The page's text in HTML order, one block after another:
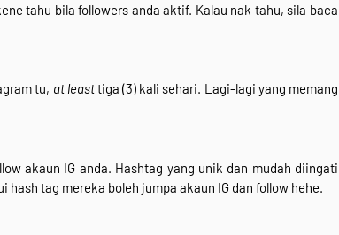
tahu bila followers anda aktif. Kalau nak tahu, sila baca
tu, at leasttiga (3) kali sehari. Lagi-lagi yang memang
akaun IG anda. Hashtag yang unik dan mudah diingati
tag mereka boleh jumpa akaun IG dan follow hehe.